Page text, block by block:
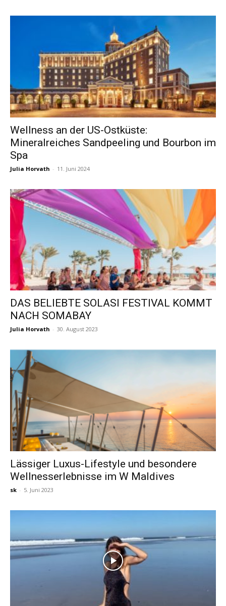
Wellness an der US-Ostküste:
Mineralreiches Sandpeeling und Bourbon im
Spa
Julia Horvath - 11. Juni 2024
DAS BELIEBTE SOLASI FESTIVAL KOMMT
NACH SOMABAY
Julia Horvath - 30. August 2023
Lässiger Luxus-Lifestyle und besondere
Wellnesserlebnisse im W Maldives
sk - 5. Juni 2023